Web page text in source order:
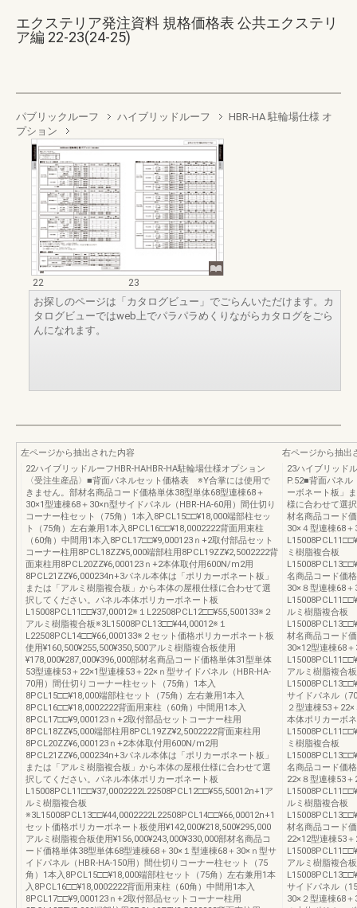
エクステリア発注資料 規格価格表 公共エクステリ
ア編 22-23(24-25)
パブリックルーフ ハイブリッドルーフ
HBR-HA 駐輪場仕様 オ
プション
22
23
お探しのページは「カタログビュー」でごらんいただけます。カ
タログビューではweb上でパラパラめくりながらカタログをごら
んになれます。
左ページから抽出された内容
22ハイブリッドルーフHBR‐HAHBR-HA駐輪場仕様オプション
〈受注生産品〉■背面パネルセット価格表 ※Y合掌には使用で
きません。部材名商品コード価格単体38型単体68型連棟68＋
30×1型連棟68＋30×n型サイドパネル（HBR-HA-60用）間仕切り
コーナー柱セット（75角）1本入8PCL15□□¥18,000端部柱セッ
ト（75角）左右兼用1本入8PCL16□□¥18,0002222背面用束柱
（60角）中間用1本入8PCL17□□¥9,000123ｎ+2取付部品セット
コーナー柱用8PCL18ZZ¥5,000端部柱用8PCL19ZZ¥2,5002222背
面束柱用8PCL20ZZ¥6,000123ｎ+2本体取付用600N/m2用
8PCL21ZZ¥6,000234n+3パネル本体は「ポリカーボネート板」
または「アルミ樹脂複合板」から本体の屋根仕様に合わせて選
択してください。パネル本体ポリカーボネート板
L15008PCL11□□¥37,00012※１L22508PCL12□□¥55,500133※２
アルミ樹脂複合板※3L15008PCL13□□¥44,00012※１
L22508PCL14□□¥66,000133※２セット価格ポリカーボネート板
使用¥160,500¥255,500¥350,500アルミ樹脂複合板使用
¥178,000¥287,000¥396,000部材名商品コード価格単体31型単体
53型連棟53＋22×1型連棟53＋22×ｎ型サイドパネル（HBR-HA-
70用）間仕切りコーナー柱セット（75角）1本入
8PCL15□□¥18,000端部柱セット（75角）左右兼用1本入
8PCL16□□¥18,0002222背面用束柱（60角）中間用1本入
8PCL17□□¥9,000123ｎ+2取付部品セットコーナー柱用
8PCL18ZZ¥5,000端部柱用8PCL19ZZ¥2,5002222背面束柱用
8PCL20ZZ¥6,000123ｎ+2本体取付用600N/m2用
8PCL21ZZ¥6,000234n+3パネル本体は「ポリカーボネート板」
または「アルミ樹脂複合板」から本体の屋根仕様に合わせて選
択してください。パネル本体ポリカーボネート板
L15008PCL11□□¥37,0002222L22508PCL12□□¥55,50012n+1ア
ルミ樹脂複合板
※3L15008PCL13□□¥44,0002222L22508PCL14□□¥66,00012n+1
セット価格ポリカーボネート板使用¥142,000¥218,500¥295,000
アルミ樹脂複合板使用¥156,000¥243,000¥330,000部材名商品コ
ード価格単体38型単体68型連棟68＋30×１型連棟68＋30×ｎ型サ
イドパネル（HBR-HA-150用）間仕切りコーナー柱セット（75
角）1本入8PCL15□□¥18,000端部柱セット（75角）左右兼用1本
入8PCL16□□¥18,0002222背面用束柱（60角）中間用1本入
8PCL17□□¥9,000123ｎ+2取付部品セットコーナー柱用
右ページから抽出
23ハイブリッド
P.52■背面パネ
ーボネート板」
様に合わせて選
材名商品コード
30×４型連棟68
ミ樹脂複合板
名商品コード価
30×８型連棟68
ルミ樹脂複合板
材名商品コード
30×12型連棟68
アルミ樹脂複合板
サイドパネル（
２型連棟53＋
本体ポリカーボ
ミ樹脂複合板
名商品コード価
22×８型連棟53
ルミ樹脂複合板
材名商品コード
22×12型連棟53
アルミ樹脂複合板
サイドパネル（
30×２型連棟68